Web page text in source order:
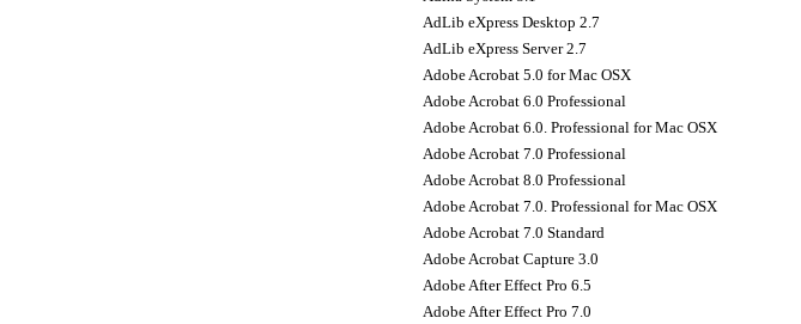
AdLib eXpress Desktop 2.7
AdLib eXpress Server 2.7
Adobe Acrobat 5.0 for Mac OSX
Adobe Acrobat 6.0 Professional
Adobe Acrobat 6.0. Professional for Mac OSX
Adobe Acrobat 7.0 Professional
Adobe Acrobat 8.0 Professional
Adobe Acrobat 7.0. Professional for Mac OSX
Adobe Acrobat 7.0 Standard
Adobe Acrobat Capture 3.0
Adobe After Effect Pro 6.5
Adobe After Effect Pro 7.0